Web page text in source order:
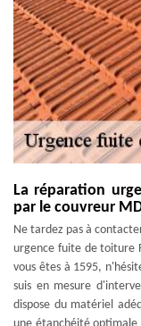
La réparation
par le couvreur
Ne tardez pas à
urgence fuite de toiture
vous êtes à 1595,
suis en mesure
dispose du matériel